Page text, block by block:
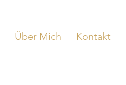
Über Mich Kontakt